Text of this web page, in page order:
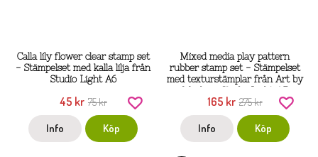
Calla lily flower clear stamp set
- Stämpelset med kalla lilja från
Studio Light A6
45 kr 75 kr
Info Köp
Mixed media play pattern
rubber stamp set - Stämpelset
med texturstämplar från Art by
Marlene Studio Light A5
165 kr 275 kr
Info Köp